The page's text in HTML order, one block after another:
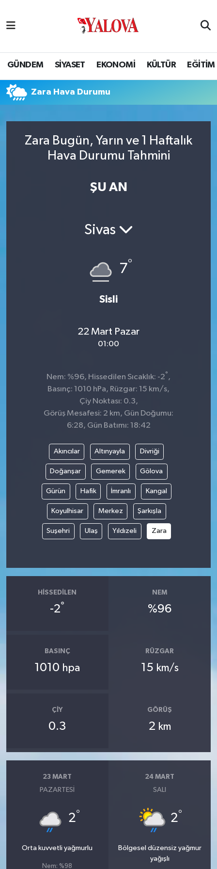
GÜNDEM SİYASET EKONOMİ KÜLTÜR EĞİTİM
Zara Hava Durumu
Zara Bugün, Yarın ve 1 Haftalık
Hava Durumu Tahmini
ŞU AN
Sivas
7°
Sisli
22 Mart Pazar
01:00
Nem: %96, Hissedilen Sıcaklık: -2° ,
Basınç: 1010 hPa, Rüzgar: 15 km/s,
Çiy Noktası: 0.3,
Görüş Mesafesi: 2 km, Gün Doğumu:
6:28, Gün Batımı: 18:42
Akıncılar Altınyayla Divriği
Doğanşar Gemerek Gölova
Gürün Hafik İmranlı Kangal
Koyulhisar Merkez Şarkışla
Suşehri Ulaş Yıldızeli Zara
HISSEDILEN
-2°
NEM
%96
BASINÇ
1010 hpa
RÜZGAR
15 km/s
ÇIY
0.3
GÖRÜŞ
2 km
23 MART
PAZARTESI
2°
Orta kuvvetli yağmurlu
Nem: %98
24 MART
SALI
2°
Bölgesel düzensiz yağmur
yağışlı
SİYASET
EĞİTİM
BİLİM VE TEKNOLOJİ
Yalova Nöbetçi Eczaneler
Yalova Hava Durumu
Puan Durumu ve Fikstür
Tüm Manşetler
Son Dakika Haberleri